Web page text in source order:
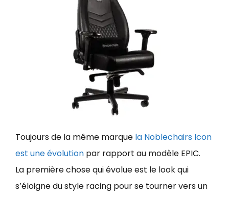
Toujours de la même marque la Noblechairs Icon
est une évolution par rapport au modèle EPIC.
La première chose qui évolue est le look qui
s’éloigne du style racing pour se tourner vers un